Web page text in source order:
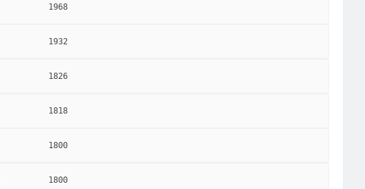
1968
1932
1826
1818
1800
1800